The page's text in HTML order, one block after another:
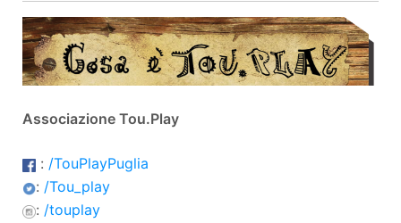
Associazione Tou.Play
: /TouPlayPuglia
: /Tou_play
: /touplay